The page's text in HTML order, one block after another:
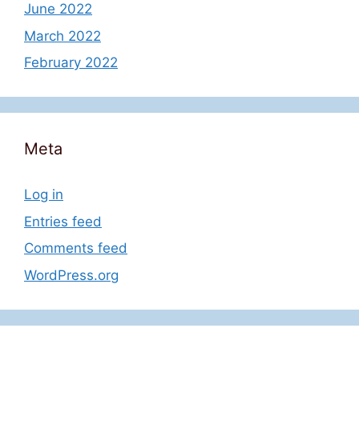
June 2022
March 2022
February 2022
Meta
Log in
Entries feed
Comments feed
WordPress.org